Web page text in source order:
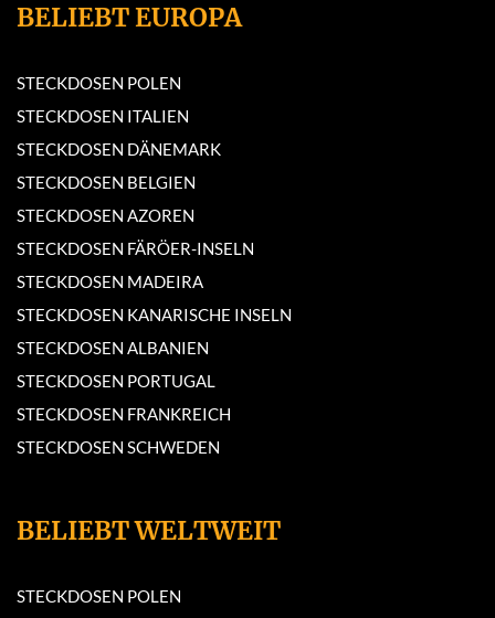
BELIEBT EUROPA
STECKDOSEN POLEN
STECKDOSEN ITALIEN
STECKDOSEN DÄNEMARK
STECKDOSEN BELGIEN
STECKDOSEN AZOREN
STECKDOSEN FÄRÖER-INSELN
STECKDOSEN MADEIRA
STECKDOSEN KANARISCHE INSELN
STECKDOSEN ALBANIEN
STECKDOSEN PORTUGAL
STECKDOSEN FRANKREICH
STECKDOSEN SCHWEDEN
BELIEBT WELTWEIT
STECKDOSEN POLEN